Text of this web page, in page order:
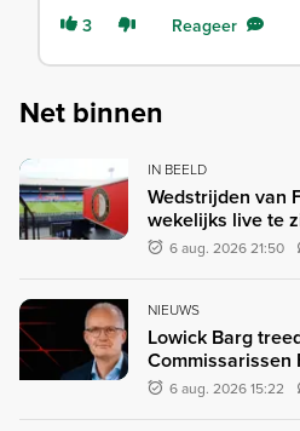
3 Reageer
Net binnen
IN BEELD
Wedstrijden van
wekelijks live te
6 aug. 2026 21:50
NIEUWS
Lowick Barg
Commissarissen
6 aug. 2026 15:22